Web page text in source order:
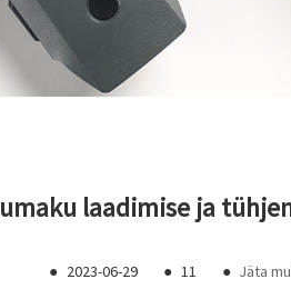
laadimise ja
● 2023-06-29 ● 11 ● Jäta